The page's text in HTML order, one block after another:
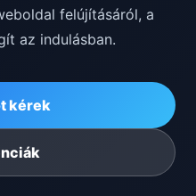
felújításáról, a
az indulásban.
kérek